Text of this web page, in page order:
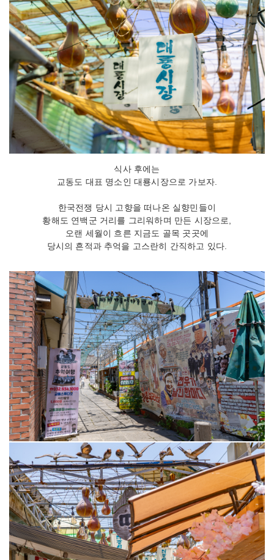
식사 후에는
교동도 대표 명소인 대룡시장으로 가보자.
한국전쟁 당시 고향을 떠나온 실향민들이
황해도 연백군 거리를 그리워하며 만든 시장으로,
오랜 세월이 흐른 지금도 골목 곳곳에
당시의 흔적과 추억을 고스란히 간직하고 있다.